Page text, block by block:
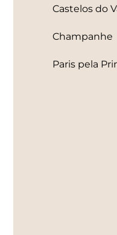
Castelos do
Champanhe
Paris pela